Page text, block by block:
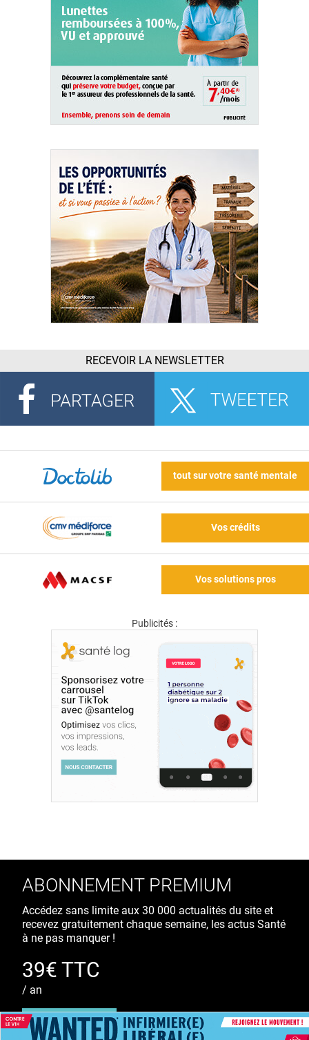
RECEVOIR LA NEWSLETTER
tout sur votre santé mentale
Vos crédits
Vos solutions pros
Publicités :
ABONNEMENT PREMIUM
Accédez sans limite aux 30 000 actualités du site et
recevez gratuitement chaque semaine, les actus Santé
à ne pas manquer !
39€ TTC
/ an
S'ABONNER